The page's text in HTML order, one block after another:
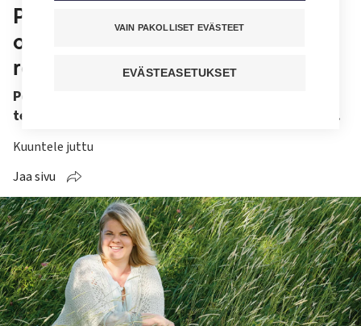
Portugali yllätti: Röntgenhoitajat
olivat oikein kunnolla rinta
rottingilla
Portugalissa röntgenhoitajat pitävät itseään
teknikoina, kertoo vaihdossa ollut Mervi Niskanen.
Kuuntele juttu
Jaa sivu
VAIN PAKOLLISET EVÄSTEET
EVÄSTEASETUKSET